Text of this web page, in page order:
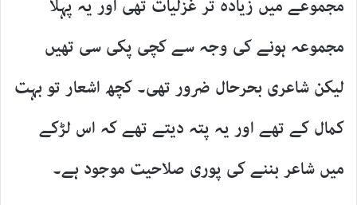
مجموعے میں زیادہ تر غزلیات تھی اور یہ پہلا
مجموعہ ہونے کی وجہ سے کچی پکی سی تھیں
لیکن شاعری بحرحال ضرور تھی۔ کچھ اشعار تو بہت
کمال کے تھے اور یہ پتہ دیتے تھے کہ اس لڑکے
میں شاعر بننے کی پوری صلاحیت موجود ہے۔